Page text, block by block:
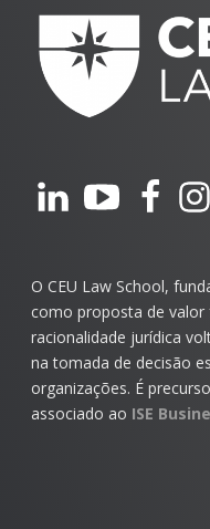
O CEU Law School,
como proposta de
racionalidade jurídica
na tomada de decisão
organizações. É
associado ao ISE